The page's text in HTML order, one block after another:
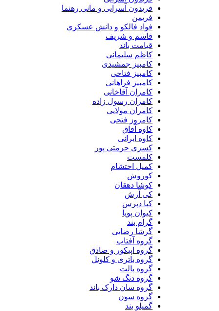
فریدون آسرایی و مانی رهنما
فواد فالکو و دانش عسکری
قاسم و شریف
قیامت باند
کاظم سلیمانی
کامبیز جمشیدی
کامبیز فتاحی
کامبیز فراهانی
کامران آقاخانی
کامران رسول زاده
کامران مولایی
کامروز فتحی
کاوه آفاق
کاوه ایرانی
کسری حرمتی پور
کلمست
کمیل احتشام
کوروش
کوشا دهقان
کی آرش
کیا دپرس
کیوان پویا
گرام بند
گرشا رضایی
گروه آفتاب
گروه اپیکور و صادق
گروه باتری و کلونل
گروه پالت
گروه دنگ شو
گروه سان دارک باند
گروه سون
گمیلو بند